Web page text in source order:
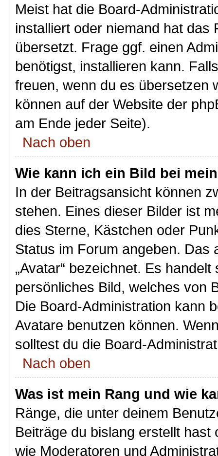
Meist hat die Board-
installiert oder niemand hat das
übersetzt. Frage ggf. einen
benötigst, installieren kann.
freuen, wenn du es übersetzen
können auf der Website der
am Ende jeder Seite).
Nach oben
Wie kann ich ein Bild bei
In der Beitragsansicht können
stehen. Eines dieser Bilder ist
dies Sterne, Kästchen oder
Status im Forum angeben. Das
„Avatar“ bezeichnet. Es
persönliches Bild, welches von
Die Board-Administration kann
Avatare benutzen können.
solltest du die Board-
Nach oben
Was ist mein Rang und wie
Ränge, die unter deinem
Beiträge du bislang erstellt
wie Moderatoren und